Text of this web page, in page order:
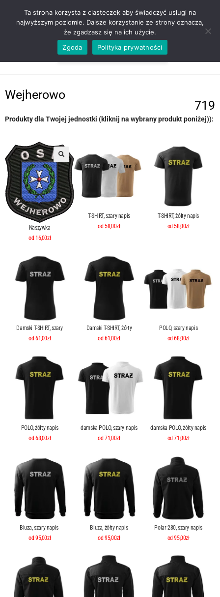
ZADZWOŃ TEL. 600 352 938
Wejherowo
719
Produkty dla Twojej jednostki (kliknij na wybrany produkt poniżej)):
Naszywka
od 16,00zł
T-SHIRT, szary napis
od 58,00zł
T-SHIRT, żółty napis
od 58,00zł
Damski T-SHIRT, szary
od 61,00zł
Damski T-SHIRT, żółty
od 61,00zł
POLO, szary napis
od 68,00zł
POLO, żółty napis
od 68,00zł
damska POLO, szary napis
od 71,00zł
damska POLO, żółty napis
od 71,00zł
Bluza, szary napis
od 95,00zł
Bluza, żółty napis
od 95,00zł
Polar 280, szary napis
od 95,00zł
Ta strona korzysta z ciasteczek aby świadczyć usługi na
najwyższym poziomie. Dalsze korzystanie ze strony oznacza,
że zgadzasz się na ich użycie.
Zgoda
Polityka prywatności